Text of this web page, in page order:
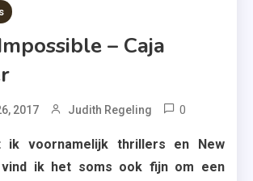
– Caja
2017 Judith Regeling 0
Cazemier
ik voornamelijk thrillers en New
ik het soms ook fijn om een